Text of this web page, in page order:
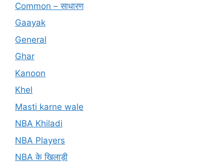
Common – साधारण
Gaayak
General
Ghar
Kanoon
Khel
Masti karne wale
NBA Khiladi
NBA Players
NBA के खिलाड़ी